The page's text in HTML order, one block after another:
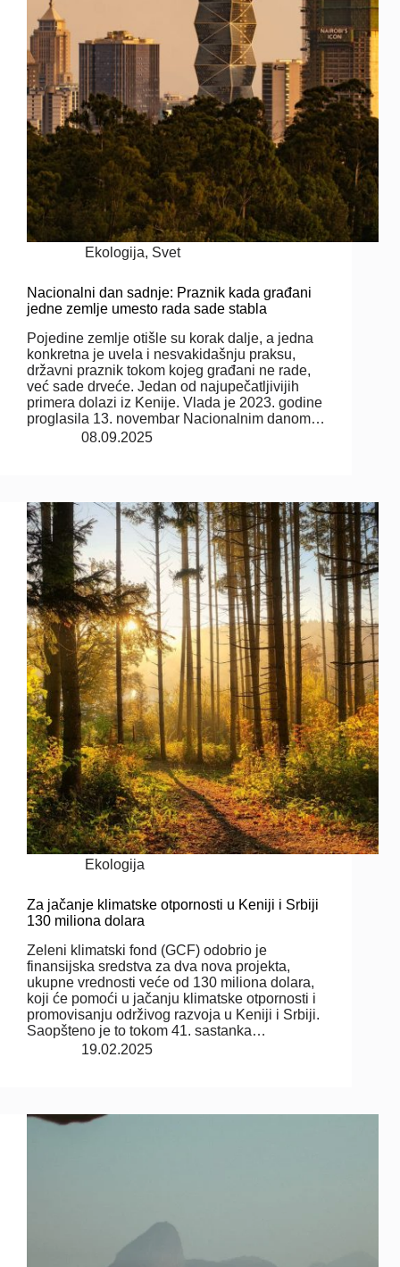
Ekologija, Svet
Nacionalni dan sadnje: Praznik kada građani
jedne zemlje umesto rada sade stabla
Pojedine zemlje otišle su korak dalje, a jedna
konkretna je uvela i nesvakidašnju praksu,
državni praznik tokom kojeg građani ne rade,
već sade drveće. Jedan od najupečatljivijih
primera dolazi iz Kenije. Vlada je 2023. godine
proglasila 13. novembar Nacionalnim danom…
08.09.2025
Ekologija
Za jačanje klimatske otpornosti u Keniji i Srbiji
130 miliona dolara
Zeleni klimatski fond (GCF) odobrio je
finansijska sredstva za dva nova projekta,
ukupne vrednosti veće od 130 miliona dolara,
koji će pomoći u jačanju klimatske otpornosti i
promovisanju održivog razvoja u Keniji i Srbiji.
Saopšteno je to tokom 41. sastanka…
19.02.2025